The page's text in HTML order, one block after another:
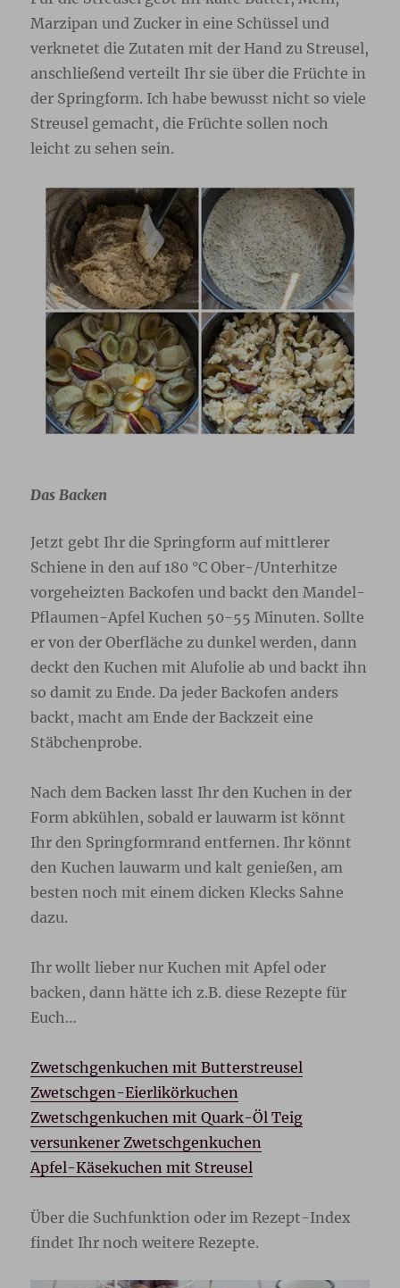
Marzipan und Zucker in eine Schüssel und
verknetet die Zutaten mit der Hand zu Streusel,
anschließend verteilt Ihr sie über die Früchte in
der Springform. Ich habe bewusst nicht so viele
Streusel gemacht, die Früchte sollen noch
leicht zu sehen sein.
Das Backen
Jetzt gebt Ihr die Springform auf mittlerer
Schiene in den auf 180 °C Ober-/Unterhitze
vorgeheizten Backofen und backt den Mandel-
Pflaumen-Apfel Kuchen 50-55 Minuten. Sollte
er von der Oberfläche zu dunkel werden, dann
deckt den Kuchen mit Alufolie ab und backt ihn
so damit zu Ende. Da jeder Backofen anders
backt, macht am Ende der Backzeit eine
Stäbchenprobe.
Nach dem Backen lasst Ihr den Kuchen in der
Form abkühlen, sobald er lauwarm ist könnt
Ihr den Springformrand entfernen. Ihr könnt
den Kuchen lauwarm und kalt genießen, am
besten noch mit einem dicken Klecks Sahne
dazu.
Ihr wollt lieber nur Kuchen mit Apfel oder
backen, dann hätte ich z.B. diese Rezepte für
Euch…
Zwetschgenkuchen mit Butterstreusel
Zwetschgen-Eierlikörkuchen
Zwetschgenkuchen mit Quark-Öl Teig
versunkener Zwetschgenkuchen
Apfel-Käsekuchen mit Streusel
Über die Suchfunktion oder im Rezept-Index
findet Ihr noch weitere Rezepte.